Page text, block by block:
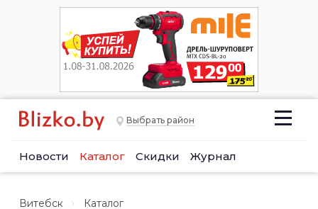
Выбрать район
Новости Каталог Скидки Журнал
Витебск Каталог